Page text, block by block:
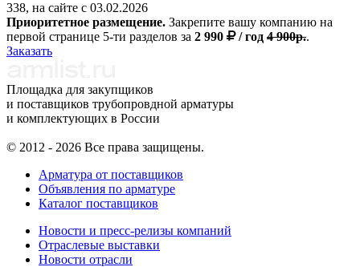
338, на сайте с 03.02.2026
Приоритетное размещение. Закрепите вашу компанию на
первой странице 5-ти разделов за 2 990 / год 4 900р..
Заказать
Площадка для закупщиков
и поставщиков трубопровдной арматуры
и комплектующих в России
© 2012 - 2026 Все права защищены.
Арматура от поставщиков
Объявления по арматуре
Каталог поставщиков
Новости и пресс-релизы компаний
Отраслевые выставки
Новости отрасли